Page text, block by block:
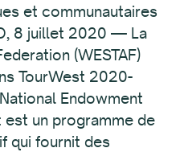
et communautaires
8 juillet 2020 — La
(WESTAF)
TourWest 2020-
Endowment
un programme de
qui fournit des